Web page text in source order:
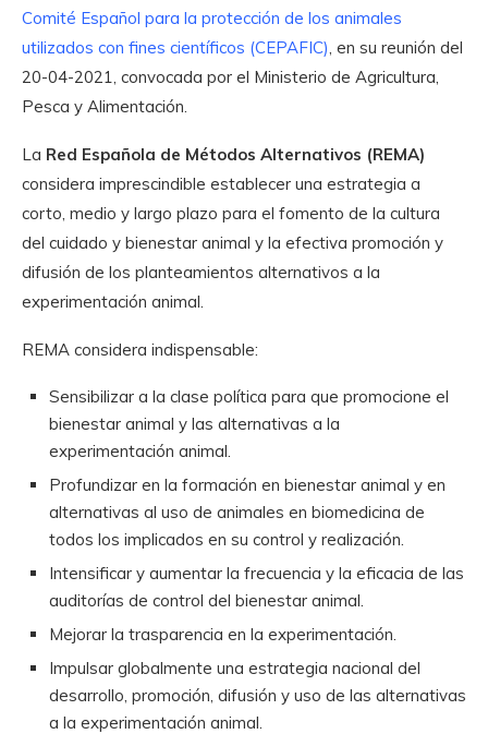
Comité Español para la protección de los animales
utilizados con fines científicos (CEPAFIC), en su reunión del
20-04-2021, convocada por el Ministerio de Agricultura,
Pesca y Alimentación.
La Red Española de Métodos Alternativos (REMA)
considera imprescindible establecer una estrategia a
corto, medio y largo plazo para el fomento de la cultura
del cuidado y bienestar animal y la efectiva promoción y
difusión de los planteamientos alternativos a la
experimentación animal.
REMA considera indispensable:
Sensibilizar a la clase política para que promocione el
bienestar animal y las alternativas a la
experimentación animal.
Profundizar en la formación en bienestar animal y en
alternativas al uso de animales en biomedicina de
todos los implicados en su control y realización.
Intensificar y aumentar la frecuencia y la eficacia de las
auditorías de control del bienestar animal.
Mejorar la trasparencia en la experimentación.
Impulsar globalmente una estrategia nacional del
desarrollo, promoción, difusión y uso de las alternativas
a la experimentación animal.